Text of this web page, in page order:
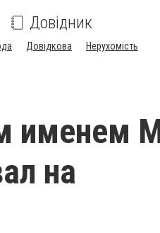
Довідник
Довідкова Нерухомість
именем
на